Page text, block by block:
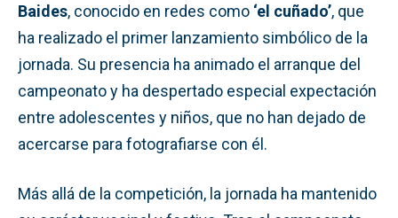
Baides, conocido en redes como ‘el cuñado’, que
ha realizado el primer lanzamiento simbólico de la
jornada. Su presencia ha animado el arranque del
campeonato y ha despertado especial expectación
entre adolescentes y niños, que no han dejado de
acercarse para fotografiarse con él.
Más allá de la competición, la jornada ha mantenido